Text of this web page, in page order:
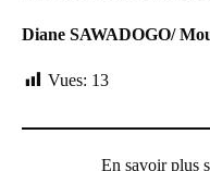
Diane SAWADOGO/
Vues: 13
En savoir plus